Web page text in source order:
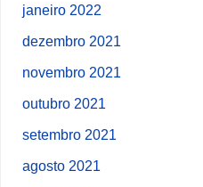
janeiro 2022
dezembro 2021
novembro 2021
outubro 2021
setembro 2021
agosto 2021